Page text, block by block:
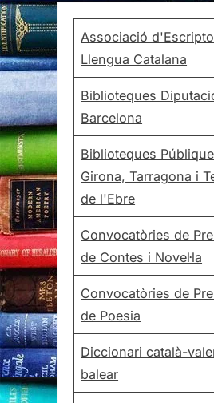
Associació
Llengua Catalana
Biblioteques
Barcelona
Biblioteques
Girona, Tarragona i
de l'Ebre
Convocatòries de
de Contes i Novel·la
Convocatòries de
de Poesia
Diccionari català-
balear